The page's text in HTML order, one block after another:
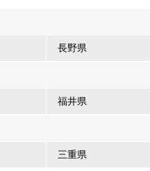
長野県
福井県
三重県